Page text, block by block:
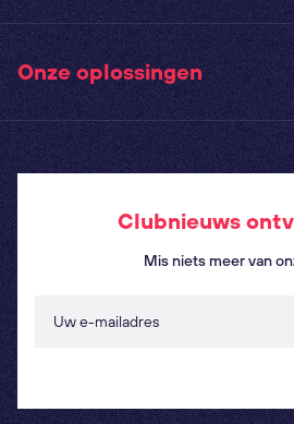
Onze oplossingen
Clubnieuws
Mis niets meer van